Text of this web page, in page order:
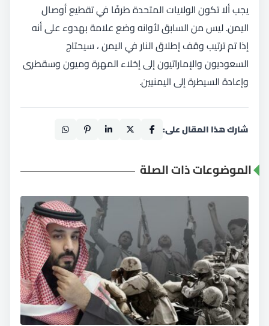
يجب ألا تكون الولايات المتحدة طرفًا في تقطيع أوصال
اليمن. ليس من السابق لأوانه وضع علامة بهدوء على أنه
إذا تم ترتيب وقف إطلاق النار في اليمن ، سيحتاج
السعوديون والإماراتيون إلى إخلاء المهرة وميون وسقطرى
وإعادة السيطرة إلى اليمنيين.
شارك هذا المقال على:
الموضوعات ذات الصلة